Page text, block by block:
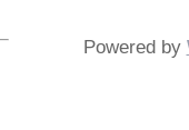
Powered by